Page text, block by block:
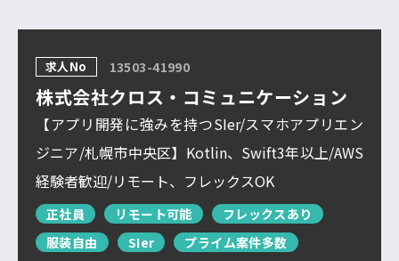
DoITについて
サービス概要 求人特集 よくあるご質問
求人を探す
新着求人一覧
検索履歴はありません。
言語 キーワード
フルリモート
北海道
東北
関東
北信越
東海
求人No 13503-41990
株式会社クロス・コミュニケーション
【アプリ開発に強みを持つSIer/スマホアプリエン
ジニア/札幌市中央区】Kotlin、Swift3年以上/AWS
経験者歓迎/リモート、フレックスOK
正社員 リモート可能
フレックスあり
服装自由
SIer
プライム案件多数